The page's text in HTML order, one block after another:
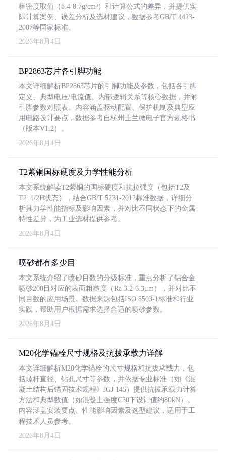
棒密度取值（8.4-8.7g/cm³）和计算公式的差异，并提供实
际计算案例、误差分析及选材建议，数据参考GB/T 4423-
2007等国家标准。
2026年8月4日
BP2863芯片各引脚功能
本文详细解析BP2863芯片的引脚功能及参数，包括各引脚
定义、典型电压/电流值、内部逻辑关系等核心数据，并附
引脚参数对照表。内容涵盖驱动配置、保护机制及典型应
用电路设计要点，数据参考自杭州士兰微电子官方规格书
（版本V1.2）。
2026年8月4日
T2紫铜国标硬度及力学性能分析
本文系统解读T2紫铜的国标硬度和抗拉强度（包括T2及
T2_1/2H状态），结合GB/T 5231-2012标准数据，详细分
析其力学性能指标及影响因素，并对比不同状态下的金属
特性差异，为工业选材提供参考。
2026年8月4日
喷砂都有多少目
本文系统介绍了喷砂目数的分级标准，重点分析了铝合金
喷砂200目对应的表面粗糙度（Ra 3.2-6.3μm），并对比不
同目数的应用场景。数据来源包括ISO 8503-1标准和行业
实践，帮助用户根据需求选择合适的喷砂参数。
2026年8月4日
M20化学锚栓尺寸规格及抗拔承载力详解
本文详细解析M20化学锚栓的尺寸规格和抗拔承载力，包
括螺杆直径、钻孔尺寸等参数，并依据专业标准（如《混
凝土结构后锚固技术规程》JGJ 145）提供抗拔承载力计算
方法和典型数值（如混凝土强度C30下设计值约80kN）。
内容涵盖安装要点、性能影响因素及选型建议，适用于工
程技术人员参考。
2026年8月4日